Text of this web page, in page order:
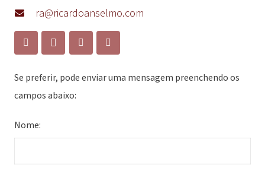
ra@ricardoanselmo.com
Se preferir, pode enviar uma mensagem preenchendo os
campos abaixo:
Nome: